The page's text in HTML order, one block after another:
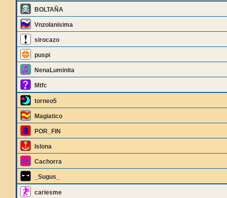
BOLTAÑA
Vnzolanisima
sirocazo
puspi
NenaLuminita
Mtfc
torneo5
Magiatico
POR_FIN
Islona
Cachorra
_Sugus_
cariesme